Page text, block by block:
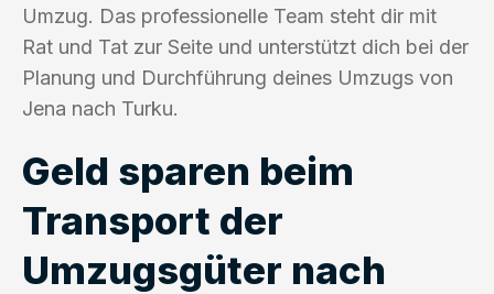
Umzug. Das professionelle Team steht dir mit
Rat und Tat zur Seite und unterstützt dich bei der
Planung und Durchführung deines Umzugs von
Jena nach Turku.
Geld sparen beim
Transport der
Umzugsgüter nach